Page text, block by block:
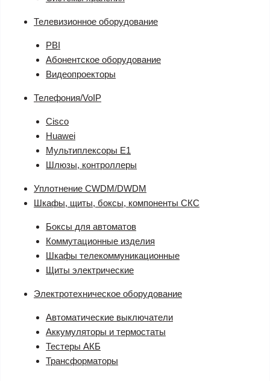
Телевизионное оборудование
PBI
Абонентское оборудование
Видеопроекторы
Телефония/VoIP
Cisco
Huawei
Мультиплексоры E1
Шлюзы, контроллеры
Уплотнение CWDM/DWDM
Шкафы, щиты, боксы, компоненты СКС
Боксы для автоматов
Коммутационные изделия
Шкафы телекоммуникационные
Щиты электрические
Электротехническое оборудование
Автоматические выключатели
Аккумуляторы и термостаты
Тестеры АКБ
Трансформаторы